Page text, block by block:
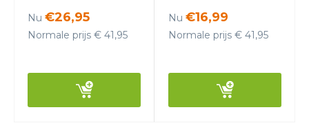
inclusief 12V
lichtnetadapter -
Nu €26,95
Normale prijs € 41,95
12V
lichtnetadapter -
Nu €16,99
Normale prijs € 41,95